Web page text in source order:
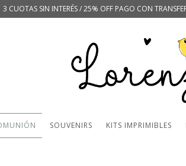
3 CUOTAS SIN INTERÉS / 25% OFF PAGO CON
SOUVENIRS KITS IMPRIMIBLES